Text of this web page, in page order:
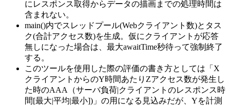
にレスポンス取得からデータの描画までの処理時間は
含まれない。
main()内でスレッドプール(Webクライアント数)とタス
ク(合計アクセス数)を生成。仮にクライアントが応答
無しになった場合は、最大awaitTime秒待って強制終了
する。
このツールを使用した際の評価の書き方としては「X
クライアントからのY時間あたりZアクセス数が発生し
た時のAAA（サーバ負荷|クライアントのレスポンス時
間[最大|平均|最小])」の用になる見込みだが、Yを計測